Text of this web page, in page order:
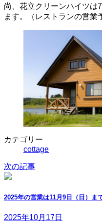
尚、花立クリーンハイツは
ます。（レストランの営業
カテゴリー
cottage
次の記事
2025年の営業は11月9日（日）ま
2025年10月17日